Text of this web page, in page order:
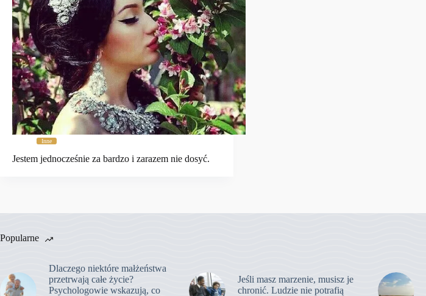
Inne
Jestem jednocześnie za bardzo i zarazem nie dosyć.
Popularne
Dlaczego niektóre małżeństwa
przetrwają całe życie?
Psychologowie wskazują, co
Jeśli masz marzenie, musisz je
chronić. Ludzie nie potrafią